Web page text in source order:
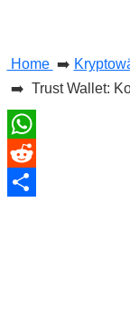
S
h
o
Home ➡️
➡️ Trust Wallet:
WhatsApp
Reddit